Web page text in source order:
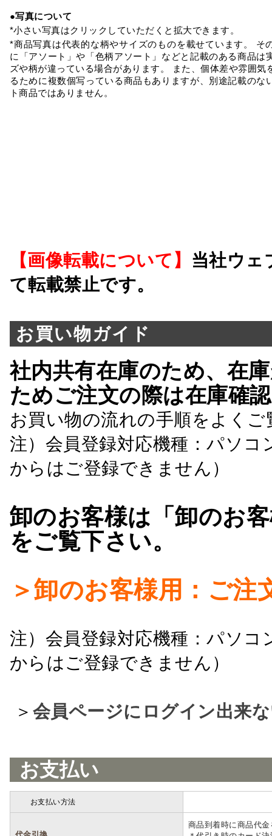
●写真について
*小さい写真はクリックしていただくと拡大できます。
*商品写真は代表的な柄やサイズのものを載せています。 そ
に「アソート」や「色柄アソート」などと記載のある商品は
ズや柄が違っている場合があります。 また、個体差や雰囲気
るために複数個写っている商品もありますが、別途記載のな
ト商品ではありません。
【画像転載について】 当社ウェ
て転載禁止です。
お買い物ガイド
社内共有在庫のため、在
ためご注文の際は在庫確
お買い物の流れの手順をよくご
注）会員登録対応機種：パソ
からはご登録できません）
卸のお客様は「卸のお
をご覧下さい。
＞卸のお客様用：ご注
注）会員登録対応機種：パソ
からはご登録できません）
＞ 会員ページにログイン出来
お支払い
お支払い方法
商品到着時に商品代